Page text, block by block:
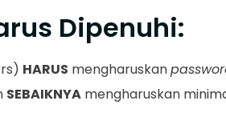
Dipenuhi:
HARUS mengharuskan
SEBAIKNYA mengharuskan